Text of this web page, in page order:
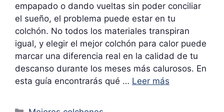
empapado o dando vueltas sin poder conciliar
el sueño, el problema puede estar en tu
colchón. No todos los materiales transpiran
igual, y elegir el mejor colchón para calor puede
marcar una diferencia real en la calidad de tu
descanso durante los meses más calurosos. En
esta guía encontrarás qué … Leer más
Categorías